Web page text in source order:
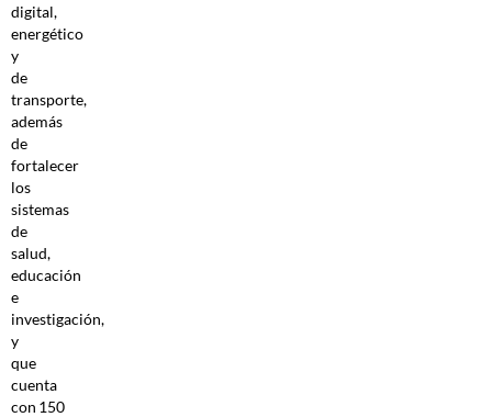
digital,
energético
y
de
transporte,
además
de
fortalecer
los
sistemas
de
salud,
educación
e
investigación,
y
que
cuenta
con 150